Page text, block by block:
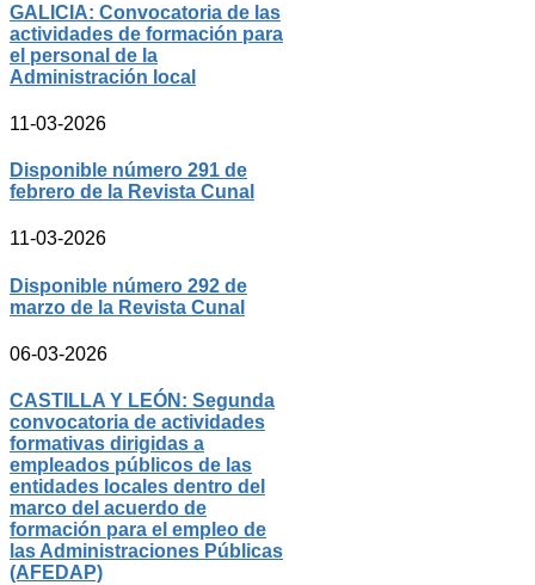
GALICIA: Convocatoria de las
actividades de formación para
el personal de la
Administración local
11-03-2026
Disponible número 291 de
febrero de la Revista Cunal
11-03-2026
Disponible número 292 de
marzo de la Revista Cunal
06-03-2026
CASTILLA Y LEÓN: Segunda
convocatoria de actividades
formativas dirigidas a
empleados públicos de las
entidades locales dentro del
marco del acuerdo de
formación para el empleo de
las Administraciones Públicas
(AFEDAP)